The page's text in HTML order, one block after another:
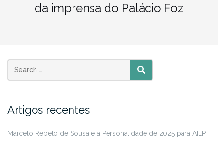
da imprensa do Palácio Foz
SEARCH
Artigos recentes
Marcelo Rebelo de Sousa é a Personalidade de 2025 para AIEP